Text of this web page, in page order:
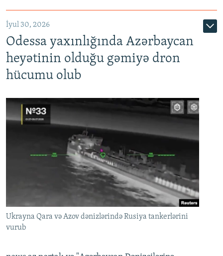
İyul 30, 2026
Odessa yaxınlığında Azərbaycan
heyətinin olduğu gəmiyə dron
hücumu olub
Ukrayna Qara və Azov dənizlərində Rusiya tankerlərini
vurub